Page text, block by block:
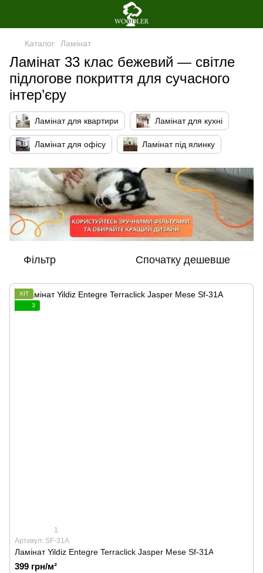
Каталог Ламінат
Ламінат 33 клас бежевий — світле
підлогове покриття для сучасного
інтер’єру
Ламінат для квартири Ламінат для кухні
Ламінат для офісу Ламінат під ялинку
Фільтр Спочатку дешевше
ХІТ
3
1
Артикул: SF-31A
Ламінат Yildiz Entegre Terraclick Jasper Mese Sf-31A
399 грн/м²